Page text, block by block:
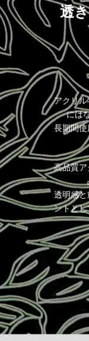
透
アクリ
には
長期間使
高品質
透明感
ントと